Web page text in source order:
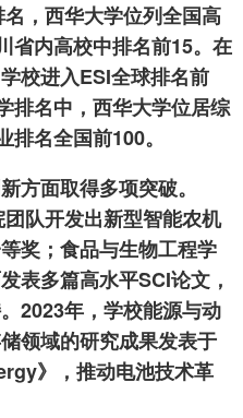
，西华大学位列全国高
省内高校中排名前15。在
校进入ESI全球排名前
排名中，西华大学位居综
名全国前100。
方面取得多项突破。
队开发出新型智能农机
奖；食品与生物工程学
表多篇高水平SCI论文，
2023年，学校能源与动
领域的研究成果发表于
》，推动电池技术革